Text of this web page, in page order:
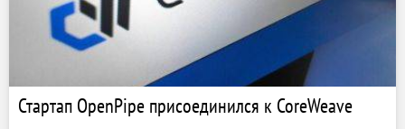
Стартап OpenPipe присоединился к CoreWeave